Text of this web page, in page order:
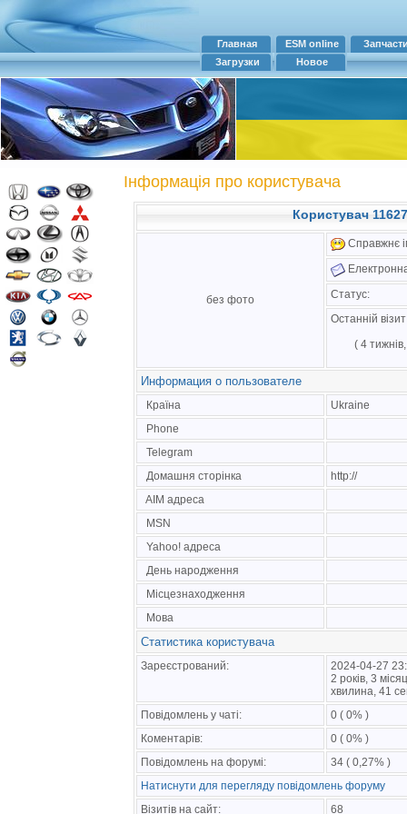
Главная ESM online
Загрузки
Новое
Інформація про користувача
Користувач
без фото
Справжнє
Статус:
Останній
( 4
Информация о пользователе
Країна
Ukraine
Phone
Telegram
Домашня сторінка
http://
AIM адреса
MSN
Yahoo! адреса
День народження
Місцезнаходження
Мова
Статистика користувача
Зареєстрований:
2024-04-27
2 років, 3
хвилина, 41
Повідомлень у чаті:
0 ( 0% )
Коментарів:
0 ( 0% )
Повідомлень на форумі:
34 ( 0,27% )
Натиснути для перегляду повідомлень форуму
Візитів на сайт:
68